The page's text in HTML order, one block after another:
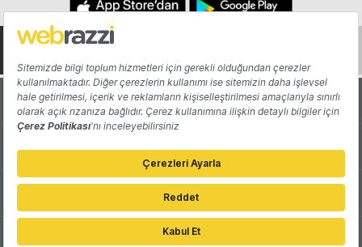
Hakkında Yazarlar
Katkıda Bulun Reklam